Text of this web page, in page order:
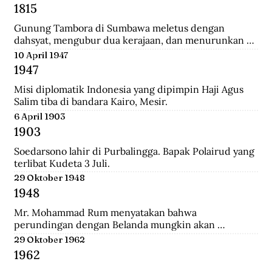
1815
Gunung Tambora di Sumbawa meletus dengan
dahsyat, mengubur dua kerajaan, dan menurunkan
suhu global sehingga disebut tahun tanpa musim
panas.
10 April 1947
1947
Misi diplomatik Indonesia yang dipimpin Haji Agus
Salim tiba di bandara Kairo, Mesir.
6 April 1903
1903
Soedarsono lahir di Purbalingga. Bapak Polairud yang
terlibat Kudeta 3 Juli.
29 Oktober 1948
1948
Mr. Mohammad Rum menyatakan bahwa
perundingan dengan Belanda mungkin akan
dilanjutkan bulan depan, dan akan mendatangkan
kepastian.
29 Oktober 1962
1962